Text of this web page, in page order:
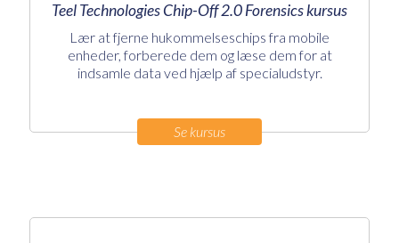
Teel Technologies Chip-Off 2.0 Forensics kursus
Lær at fjerne hukommelseschips fra mobile
enheder, forberede dem og læse dem for at
indsamle data ved hjælp af specialudstyr.
Se kursus